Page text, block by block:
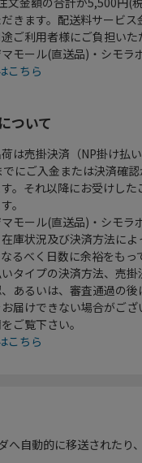
きます。配送料サービ
ご利用者様にご負担いた
モール(直送品)・シモラ
こちら
ついて
は売掛決済（NP掛け払
にご入金または決済確
。それ以降にお受けし
。
モール(直送品)・シモラ
庫状況及び決済方法に
るべく日数に余裕をもっ
タイプの決済方法、売
あるいは、審査通過の
届けできない場合がご
ご覧下さい。
こちら
自動的に移送されたり